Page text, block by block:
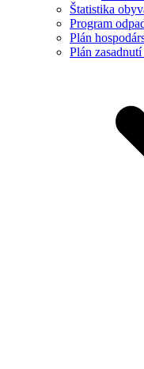
Štatistika
Program
Plán
Plán